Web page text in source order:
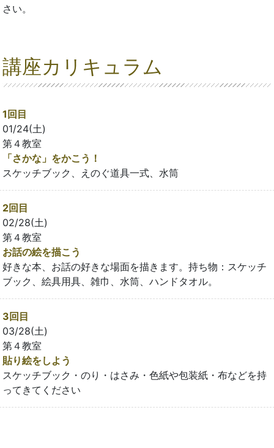
さい。
講座カリキュラム
1回目
01/24(土)
第４教室
「さかな」をかこう！
スケッチブック、えのぐ道具一式、水筒
2回目
02/28(土)
第４教室
お話の絵を描こう
好きな本、お話の好きな場面を描きます。持ち物：スケッチ
ブック、絵具用具、雑巾、水筒、ハンドタオル。
3回目
03/28(土)
第４教室
貼り絵をしよう
スケッチブック・のり・はさみ・色紙や包装紙・布などを持
ってきてください